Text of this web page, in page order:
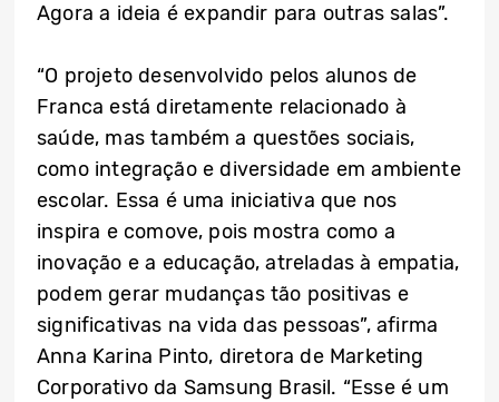
Agora a ideia é expandir para outras salas”.
“O projeto desenvolvido pelos alunos de
Franca está diretamente relacionado à
saúde, mas também a questões sociais,
como integração e diversidade em ambiente
escolar. Essa é uma iniciativa que nos
inspira e comove, pois mostra como a
inovação e a educação, atreladas à empatia,
podem gerar mudanças tão positivas e
significativas na vida das pessoas”, afirma
Anna Karina Pinto, diretora de Marketing
Corporativo da Samsung Brasil. “Esse é um